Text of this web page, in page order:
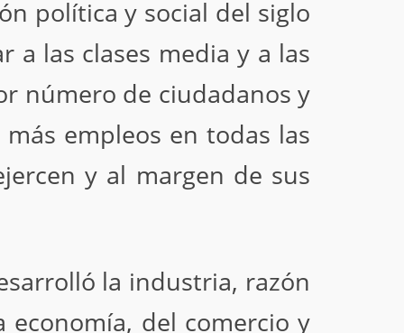
política y social del siglo
a las clases media y a las
número de ciudadanos y
empleos en todas las
y al margen de sus
la industria, razón
del comercio y